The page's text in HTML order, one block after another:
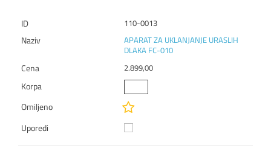
110-0013
APARAT ZA UKLANJANJE URASLIH
DLAKA FC-010
2.899,00